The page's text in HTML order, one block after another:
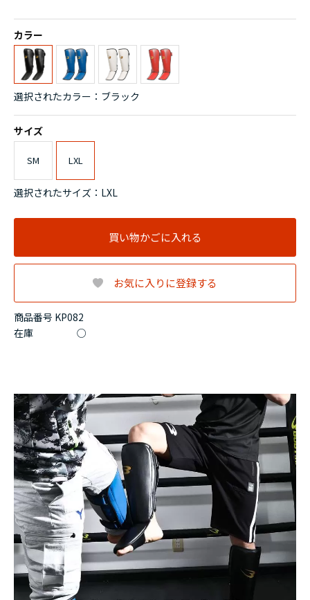
商品番号 KP082
在庫 ○
カラー
選択されたカラー：ブラック
サイズ
SM LXL
選択されたサイズ：LXL
買い物かごに入れる
お気に入りに登録する